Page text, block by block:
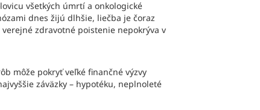
všetkých úmrtí a onkologické
dnes žijú dlhšie, liečba je čoraz
zdravotné poistenie nepokrýva v
môže pokryť veľké finančné výzvy
záväzky – hypotéku, neplnoleté